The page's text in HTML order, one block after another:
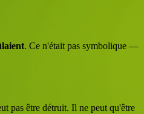
. Ce n'était pas symbolique —
pas être détruit. Il ne peut qu'être